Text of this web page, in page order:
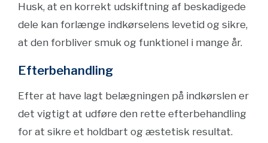
Husk, at en korrekt udskiftning af beskadigede
dele kan forlænge indkørselens levetid og sikre,
at den forbliver smuk og funktionel i mange år.
Efterbehandling
Efter at have lagt belægningen på indkørslen er
det vigtigt at udføre den rette efterbehandling
for at sikre et holdbart og æstetisk resultat.